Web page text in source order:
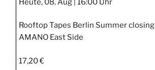
Heute, 08. Aug | 16:00 Uhr
Rooftop Tapes Berlin Summer closing
AMANO East Side
17,20 €